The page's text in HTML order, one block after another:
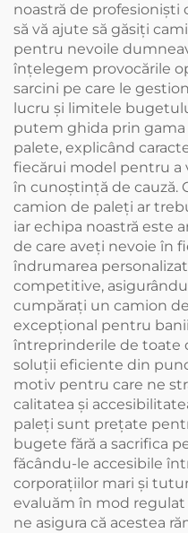
noastră de profesionişti
să vă ajute să găsiţi
pentru nevoile
înţelegem provocările
sarcini pe care le
lucru şi limitele
putem ghida prin gama
palete, explicând
fiecărui model pentru a
în cunoştinţă de cauză.
camion de paleți ar
iar echipa noastră este
de care aveți nevoie în
îndrumarea
competitive,
cumpăraţi un camion
excepţional pentru
întreprinderile de toate
soluții eficiente din
motiv pentru care ne
calitatea și
paleți sunt prețate
bugete fără a sacrifica
făcându-le accesibile
corporațiilor mari și
evaluăm în mod
ne asigura că acestea